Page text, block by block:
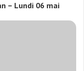
– Lundi 06 mai